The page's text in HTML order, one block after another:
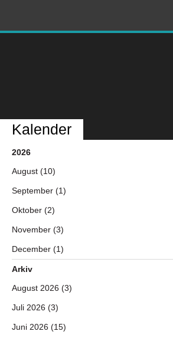
Kalender
2026
August (10)
September (1)
Oktober (2)
November (3)
December (1)
Arkiv
August 2026 (3)
Juli 2026 (3)
Juni 2026 (15)